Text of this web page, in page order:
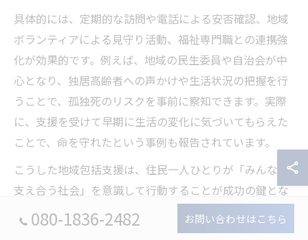
具体的には、定期的な訪問や電話による安否確認、地域
ボランティアによる見守り活動、福祉専門職との連携強
化が効果的です。例えば、地域の民生委員や自治会が中
心となり、独居高齢者への声かけや生活状況の把握を行
うことで、孤独死のリスクを事前に察知できます。実際
に、支援を受けて早期に生活の変化に気づいてもらえた
ことで、命を守れたという事例も報告されています。
こうした地域包括支援は、住民一人ひとりが「みんなで
支え合う社会」を意識して行動することが成功の鍵とな
ります。特に、地域の伝統的なつながりを活かしつつ、
現代のライフスタイルに合った柔軟な支援の形を模索す
080-1836-2482 お問い合わせはこちら